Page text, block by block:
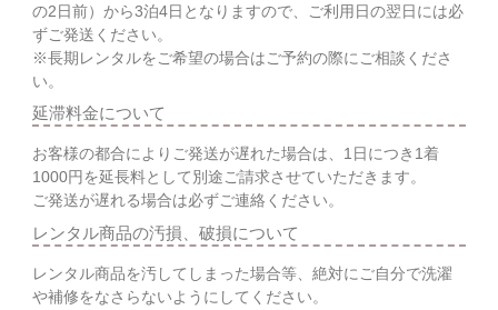
の2日前）から3泊4日となりますので、ご利用日の翌日には必
ずご発送ください。
※長期レンタルをご希望の場合はご予約の際にご相談くださ
い。
延滞料金について
お客様の都合によりご発送が遅れた場合は、1日につき1着
1000円を延長料として別途ご請求させていただきます。
ご発送が遅れる場合は必ずご連絡ください。
レンタル商品の汚損、破損について
レンタル商品を汚してしまった場合等、絶対にご自分で洗濯
や補修をなさらないようにしてください。